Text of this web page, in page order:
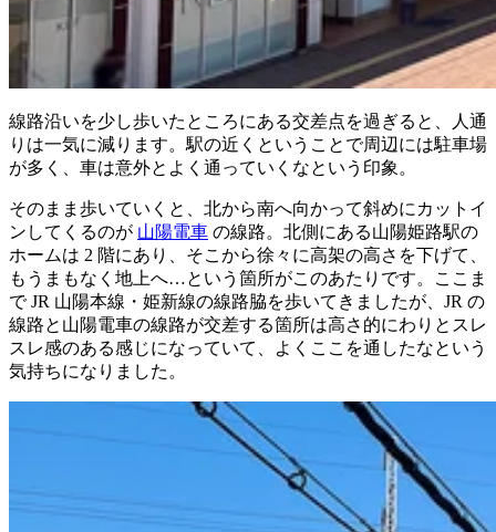
線路沿いを少し歩いたところにある交差点を過ぎると、人通
りは一気に減ります。駅の近くということで周辺には駐車場
が多く、車は意外とよく通っていくなという印象。
そのまま歩いていくと、北から南へ向かって斜めにカットイ
ンしてくるのが 山陽電車 の線路。北側にある山陽姫路駅の
ホームは 2 階にあり、そこから徐々に高架の高さを下げて、
もうまもなく地上へ…という箇所がこのあたりです。ここま
で JR 山陽本線・姫新線の線路脇を歩いてきましたが、JR の
線路と山陽電車の線路が交差する箇所は高さ的にわりとスレ
スレ感のある感じになっていて、よくここを通したなという
気持ちになりました。